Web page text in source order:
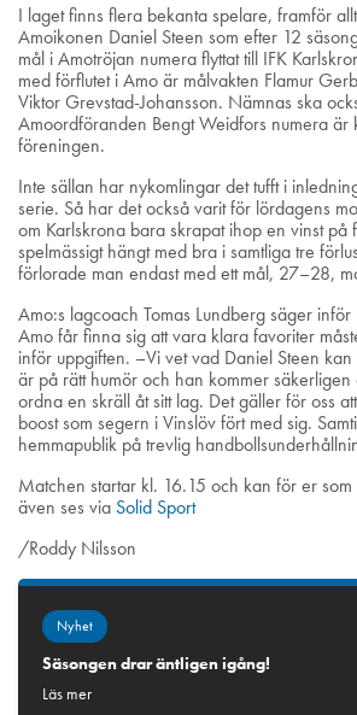
I laget finns flera bekanta spelare, framför
Amoikonen Daniel Steen som efter 12
mål i Amotröjan numera flyttat till IFK
med förflutet i Amo är målvakten Flamur
Viktor Grevstad-Johansson. Nämnas ska
Amoordföranden Bengt Weidfors numera är
föreningen.
Inte sällan har nykomlingar det tufft i
serie. Så har det också varit för lördagens
om Karlskrona bara skrapat ihop en vinst på
spelmässigt hängt med bra i samtliga tre
förlorade man endast med ett mål, 27–28,
Amo:s lagcoach Tomas Lundberg säger
Amo får finna sig att vara klara favoriter
inför uppgiften. –Vi vet vad Daniel Steen
är på rätt humör och han kommer säkerligen
ordna en skräll åt sitt lag. Det gäller för oss
boost som segern i Vinslöv fört med sig.
hemmapublik på trevlig
Matchen startar kl. 16.15 och kan för er
även ses via Solid Sport
/Roddy Nilsson
Nyhet
Säsongen drar äntligen igång!
Läs mer